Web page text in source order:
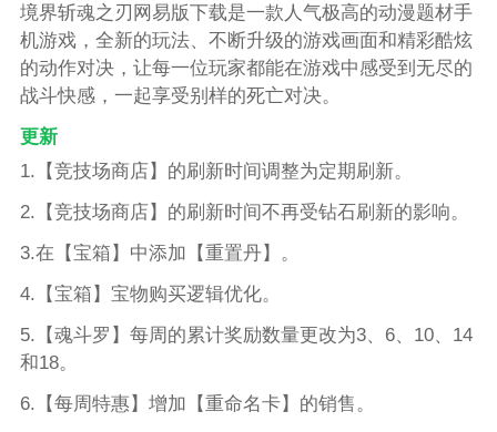
境界斩魂之刃网易版下载是一款人气极高的动漫题材手
机游戏，全新的玩法、不断升级的游戏画面和精彩酷炫
的动作对决，让每一位玩家都能在游戏中感受到无尽的
战斗快感，一起享受别样的死亡对决。
更新
1.【竞技场商店】的刷新时间调整为定期刷新。
2.【竞技场商店】的刷新时间不再受钻石刷新的影响。
3.在【宝箱】中添加【重置丹】。
4.【宝箱】宝物购买逻辑优化。
5.【魂斗罗】每周的累计奖励数量更改为3、6、10、14
和18。
6.【每周特惠】增加【重命名卡】的销售。